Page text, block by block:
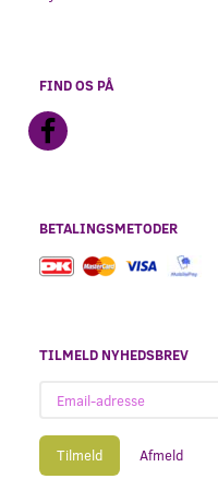
FIND OS PÅ
BETALINGSMETODER
TILMELD NYHEDSBREV
adresse
Tilmeld Afmeld